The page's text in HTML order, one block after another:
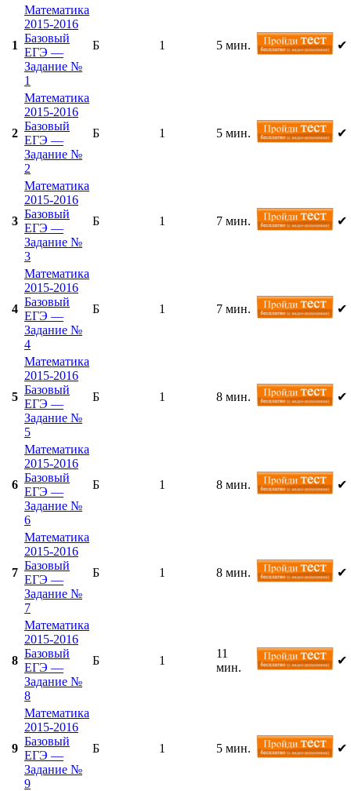
1
Математика
2015-2016
Базовый
ЕГЭ —
Задание №
1
Б 1 5 мин. ✔
2
Математика
2015-2016
Базовый
ЕГЭ —
Задание №
2
Б 1 5 мин. ✔
3
Математика
2015-2016
Базовый
ЕГЭ —
Задание №
3
Б 1 7 мин. ✔
4
Математика
2015-2016
Базовый
ЕГЭ —
Задание №
4
Б 1 7 мин. ✔
5
Математика
2015-2016
Базовый
ЕГЭ —
Задание №
5
Б 1 8 мин. ✔
6
Математика
2015-2016
Базовый
ЕГЭ —
Задание №
6
Б 1 8 мин. ✔
7
Математика
2015-2016
Базовый
ЕГЭ —
Задание №
7
Б 1 8 мин. ✔
8
Математика
2015-2016
Базовый
ЕГЭ —
Задание №
8
Б 1
11
мин.
✔
9
Математика
2015-2016
Базовый
ЕГЭ —
Задание №
9
Б 1 5 мин. ✔